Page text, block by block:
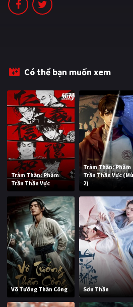
PHIM LẺ
Có thể bạn muốn xem
Trảm Thần: Phàm
Trần Thần Vực
Trảm Thần: Phàm
Trần Thần Vực
2)
Võ Tướng Thần Công Sơn Thần